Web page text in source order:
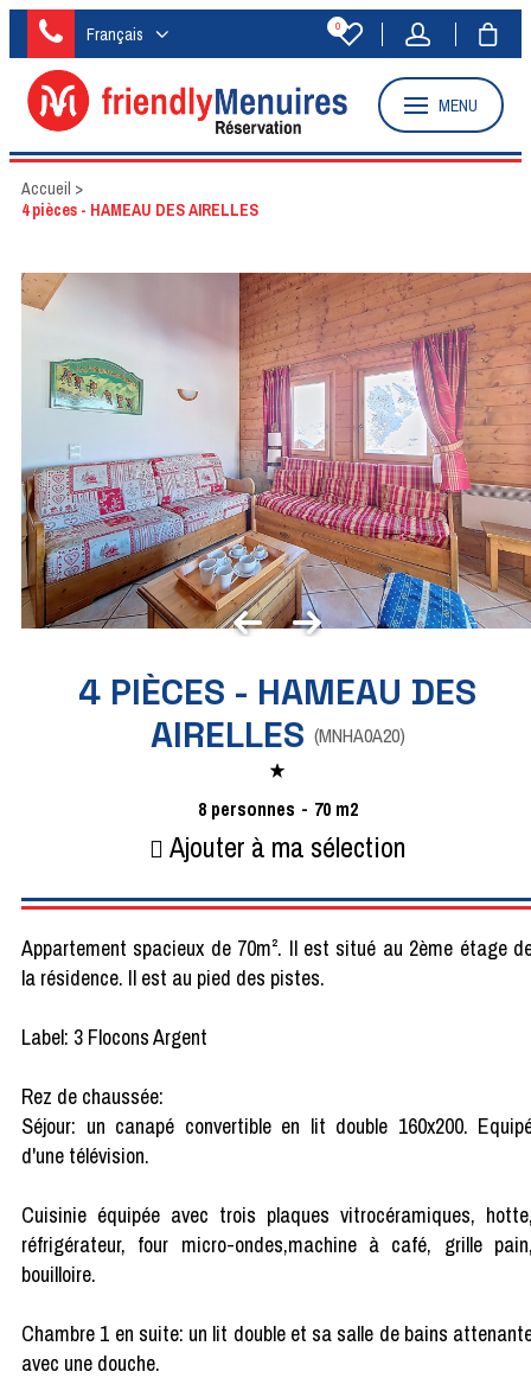
Français 0
MENU
Accueil >
4 pièces - HAMEAU DES AIRELLES
4 PIÈCES - HAMEAU DES
AIRELLES (MNHA0A20)
8 personnes 70 m2
Ajouter à ma sélection
Appartement spacieux de 70m². Il est situé au 2ème étage
la résidence. Il est au pied des pistes.
Label: 3 Flocons Argent
Rez de chaussée:
Séjour: un canapé convertible en lit double 160x200.
d'une télévision.
Cuisinie équipée avec trois plaques vitrocéramiques,
réfrigérateur, four micro-ondes,machine à café, grille
bouilloire.
Chambre 1 en suite: un lit double et sa salle de bains
avec une douche.